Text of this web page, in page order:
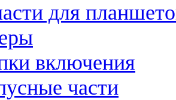
для
включения
части